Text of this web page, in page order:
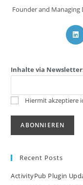
Founder and Managing
Inhalte via
Hiermit akzeptiere
Recent Posts
ActivityPub Plugin